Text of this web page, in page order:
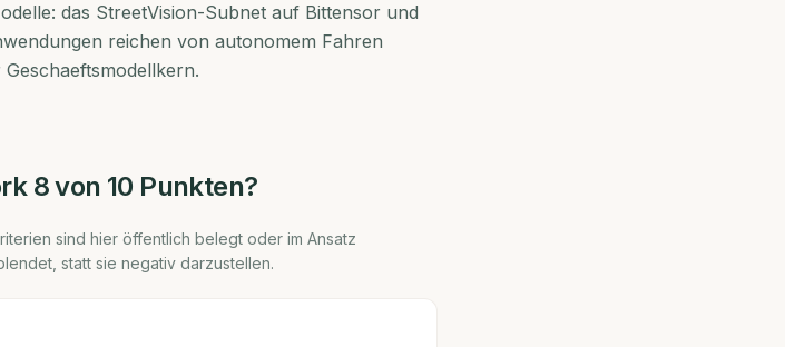
das StreetVision-Subnet auf Bittensor und
reichen von autonomem Fahren
8von 10 Punkten?
sind hier öffentlich belegt oder im Ansatz
statt sie negativ darzustellen.